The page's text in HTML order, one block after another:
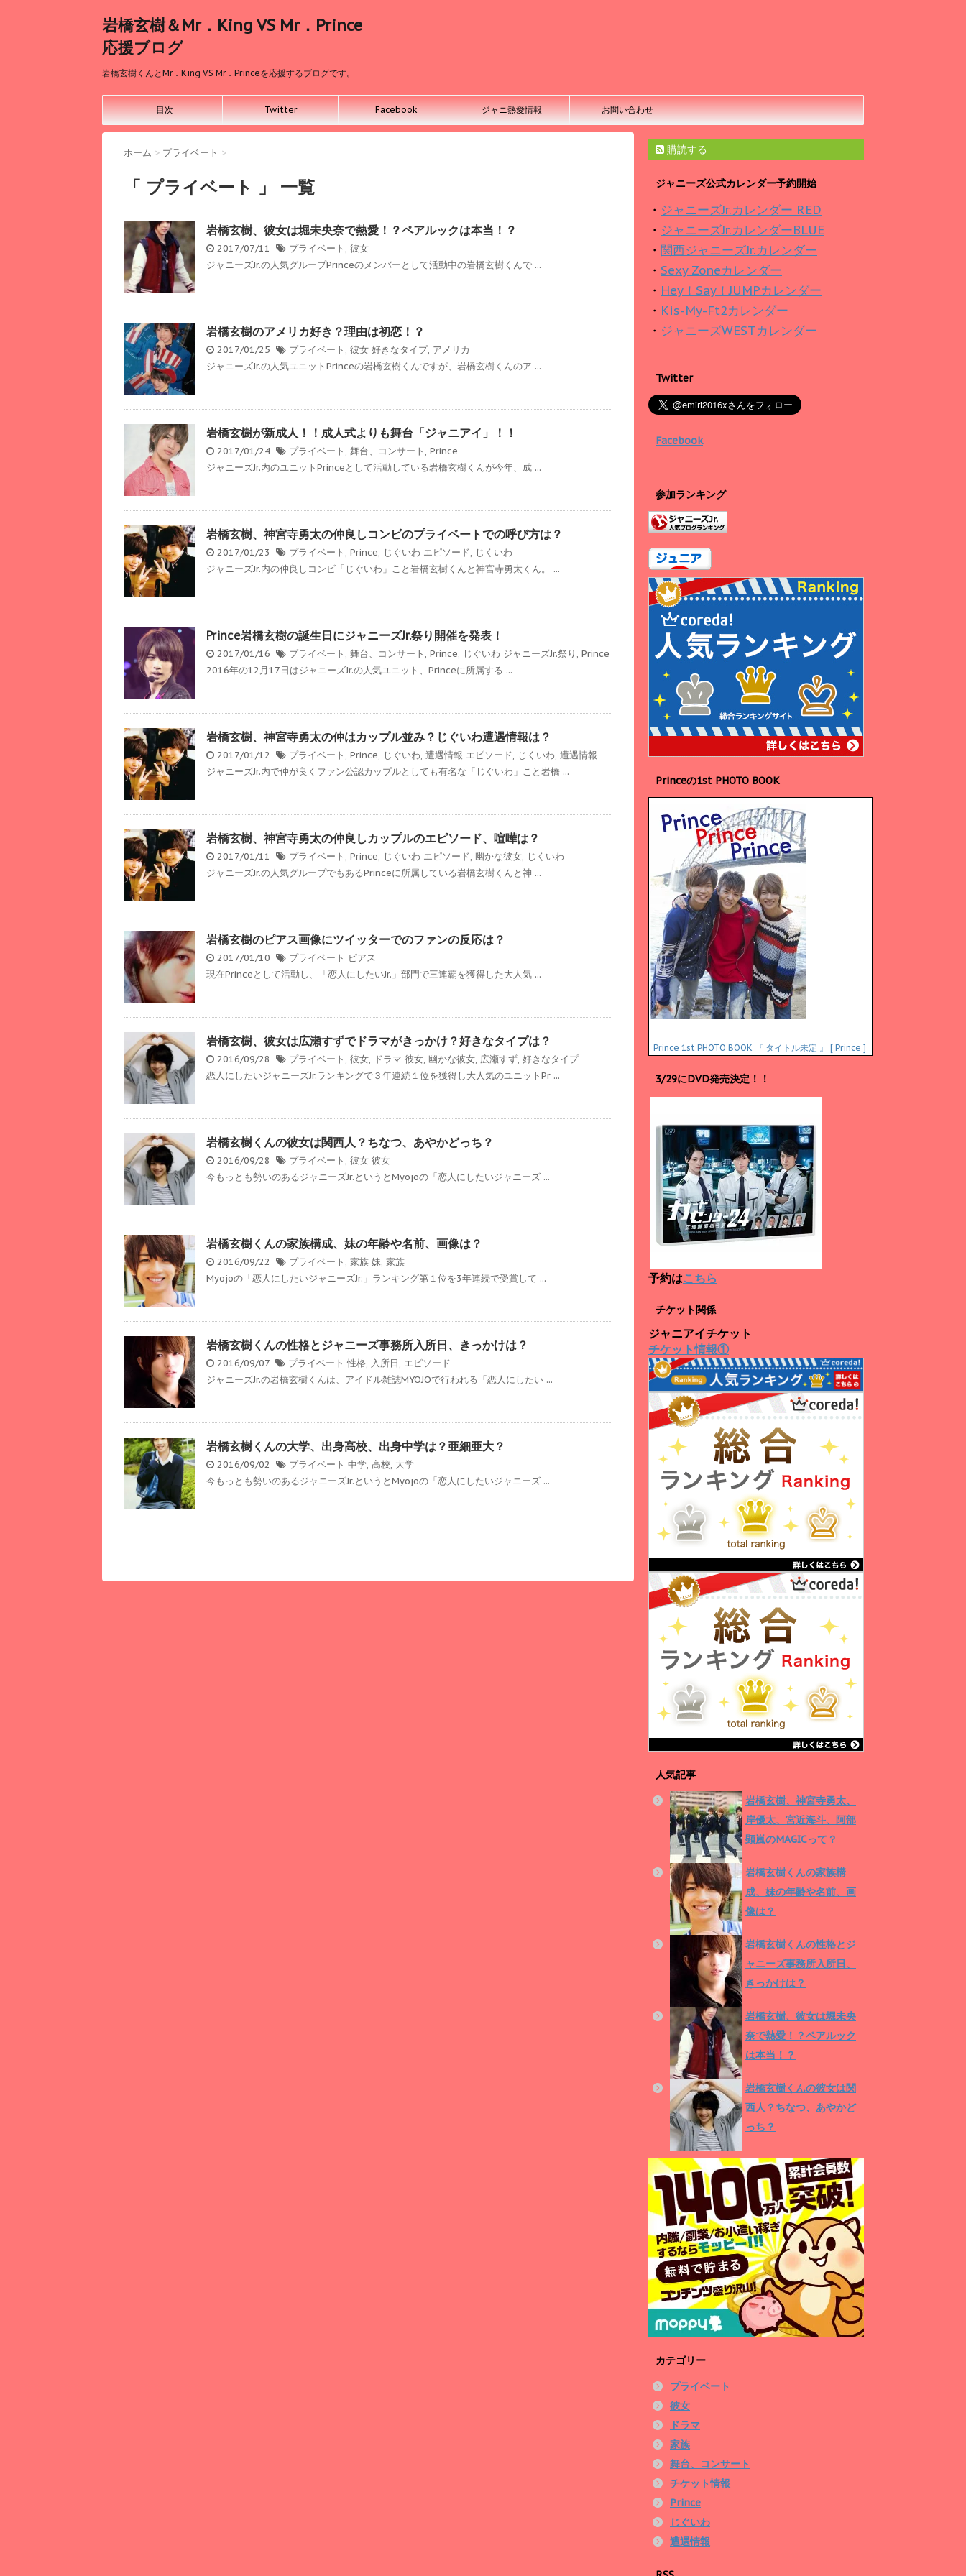
岩橋玄樹＆Mr．King VS Mr．Prince
応援ブログ
岩橋玄樹くんとMr．King VS Mr．Princeを応援するブログです。
目次 Twitter Facebook ジャニ熱愛情報 お問い合わせ
ホーム > プライベート >
「 プライベート 」 一覧
岩橋玄樹、彼女は堀未央奈で熱愛！？ペアルックは本当！？
2017/07/11 プライベート , 彼女
ジャニーズJr.の人気グループPrinceのメンバーとして活動中の岩橋玄樹くんで ...
岩橋玄樹のアメリカ好き？理由は初恋！？
2017/01/25 プライベート , 彼女 好きなタイプ, アメリカ
ジャニーズJr.の人気ユニットPrinceの岩橋玄樹くんですが、岩橋玄樹くんのア ...
岩橋玄樹が新成人！！成人式よりも舞台「ジャニアイ」！！
2017/01/24 プライベート , 舞台、コンサート , Prince
ジャニーズJr.内のユニットPrinceとして活動している岩橋玄樹くんが今年、成 ...
岩橋玄樹、神宮寺勇太の仲良しコンビのプライベートでの呼び方は？
2017/01/23 プライベート , Prince, じぐいわ エピソード, じくいわ
ジャニーズJr.内の仲良しコンビ「じぐいわ」こと岩橋玄樹くんと神宮寺勇太くん。 ...
Prince岩橋玄樹の誕生日にジャニーズJr.祭り開催を発表！
2017/01/16 プライベート , 舞台、コンサート , Prince, じぐいわ ジャニーズJr.祭り , Prince
2016年の12月17日はジャニーズJr.の人気ユニット、Princeに所属する ...
岩橋玄樹、神宮寺勇太の仲はカップル並み？じぐいわ遭遇情報は？
2017/01/12 プライベート , Prince, じぐいわ, 遭遇情報 エピソード, じくいわ, 遭遇情報
ジャニーズJr.内で仲が良くファン公認カップルとしても有名な「じぐいわ」こと岩橋 ...
岩橋玄樹、神宮寺勇太の仲良しカップルのエピソード、喧嘩は？
2017/01/11 プライベート , Prince, じぐいわ エピソード, 幽かな彼女, じくいわ
ジャニーズJr.の人気グループでもあるPrinceに所属している岩橋玄樹くんと神 ...
岩橋玄樹のピアス画像にツイッターでのファンの反応は？
2017/01/10 プライベート ピアス
現在Princeとして活動し、「恋人にしたいJr.」部門で三連覇を獲得した大人気 ...
岩橋玄樹、彼女は広瀬すずでドラマがきっかけ？好きなタイプは？
2016/09/28 プライベート , 彼女, ドラマ 彼女, 幽かな彼女, 広瀬すず, 好きなタイプ
恋人にしたいジャニーズJr.ランキングで３年連続１位を獲得し大人気のユニットPr ...
岩橋玄樹くんの彼女は関西人？ちなつ、あやかどっち？
2016/09/28 プライベート , 彼女 彼女
今もっとも勢いのあるジャニーズJr.というとMyojoの「恋人にしたいジャニーズ ...
岩橋玄樹くんの家族構成、妹の年齢や名前、画像は？
2016/09/22 プライベート , 家族 妹, 家族
Myojoの「恋人にしたいジャニーズJr.」ランキング第１位を3年連続で受賞して ...
岩橋玄樹くんの性格とジャニーズ事務所入所日、きっかけは？
2016/09/07 プライベート 性格, 入所日, エピソード
ジャニーズJr.の岩橋玄樹くんは、アイドル雑誌MYOJOで行われる「恋人にしたい ...
岩橋玄樹くんの大学、出身高校、出身中学は？亜細亜大？
2016/09/02 プライベート 中学, 高校, 大学
今もっとも勢いのあるジャニーズJr.というとMyojoの「恋人にしたいジャニーズ ...
購読する
ジャニーズ公式カレンダー予約開始
・ ジャニーズJr.カレンダー RED
・ ジャニーズJr.カレンダーBLUE
・ 関西ジャニーズJr.カレンダー
・ Sexy Zoneカレンダー
・ Hey！Say！JUMPカレンダー
・ Kis-My-Ft2カレンダー
・ ジャニーズWESTカレンダー
Twitter
Facebook
参加ランキング
Princeの1st PHOTO BOOK
Prince 1st PHOTO BOOK 『 タイトル未定 』 [ Prince ]
3/29にDVD発売決定！！
予約はこちら
チケット関係
ジャニアイチケット
チケット情報①
人気記事
岩橋玄樹、神宮寺勇太、
岸優太、宮近海斗、阿部
顕嵐のMAGICって？
岩橋玄樹くんの家族構
成、妹の年齢や名前、画
像は？
岩橋玄樹くんの性格とジ
ャニーズ事務所入所日、
きっかけは？
岩橋玄樹、彼女は堀未央
奈で熱愛！？ペアルック
は本当！？
岩橋玄樹くんの彼女は関
西人？ちなつ、あやかど
っち？
カテゴリー
プライベート
彼女
ドラマ
家族
舞台、コンサート
チケット情報
Prince
じぐいわ
遭遇情報